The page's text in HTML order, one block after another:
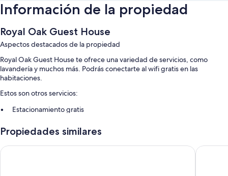
Información de la propiedad
Royal Oak Guest House
Aspectos destacados de la propiedad
Royal Oak Guest House te ofrece una variedad de servicios, como
lavandería y muchos más. Podrás conectarte al wifi gratis en las
habitaciones.
Estos son otros servicios:
Estacionamiento gratis
No se permite fumar en la propiedad
Características de la habitación
Propiedades similares
Albert Hotel The